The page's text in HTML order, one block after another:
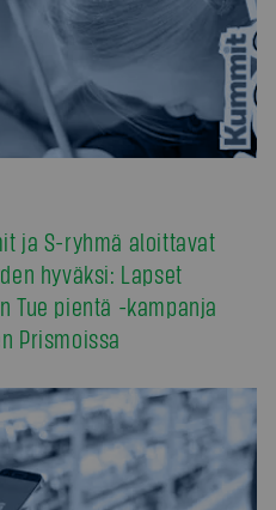
ja S-ryhmä aloittavat
hyväksi: Lapset
Tue pientä -kampanja
Prismoissa